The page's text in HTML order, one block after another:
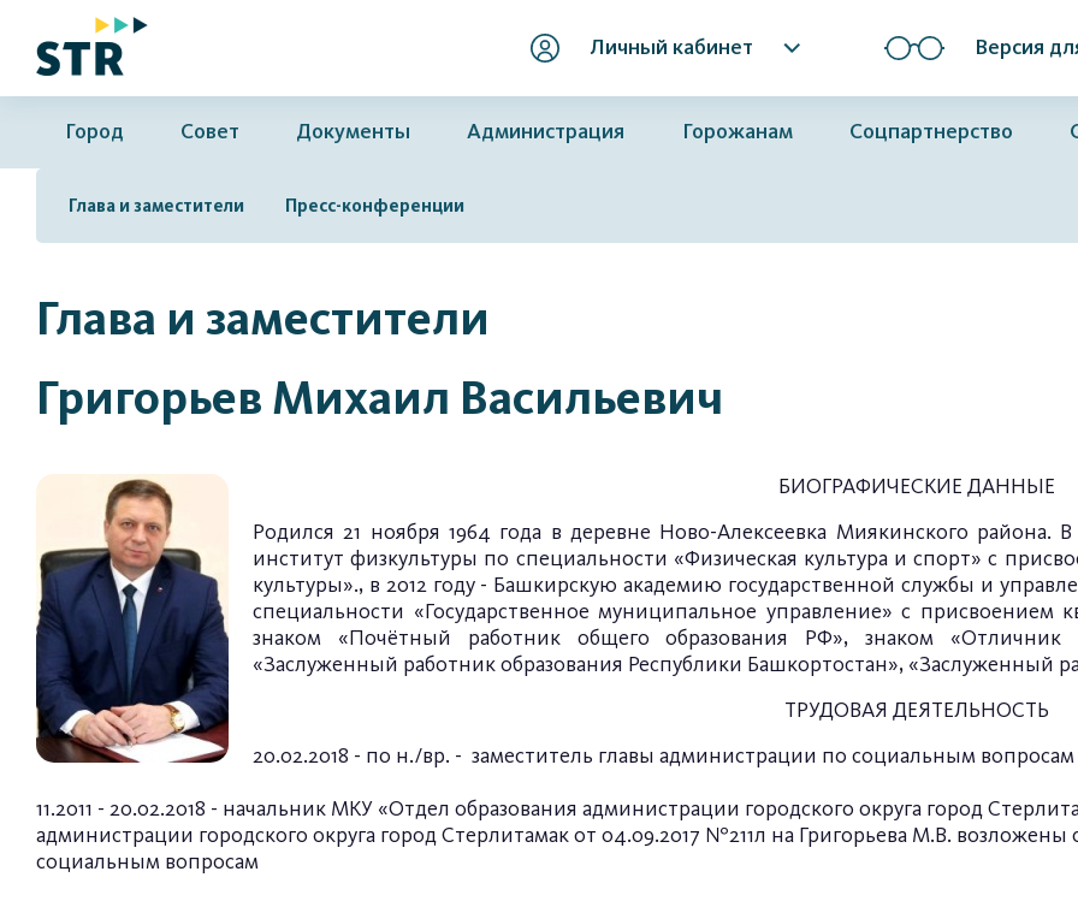
Личный кабинет Версия
Город Совет Документы Администрация Горожанам Соцпартнерство
Глава и заместители Пресс-конференции
Глава и заместители
Григорьев Михаил Васильевич
БИОГРАФИЧЕСКИЕ ДАННЫЕ
Родился 21 ноября 1964 года в деревне Ново-Алексеевка Миякинского района.
институт физкультуры по специальности «Физическая культура и спорт» с
культуры»., в 2012 году - Башкирскую академию государственной службы и
специальности «Государственное муниципальное управление» с
знаком «Почётный работник общего образования РФ», знаком «Отличник
«Заслуженный работник образования Республики Башкортостан», «Заслуженный
ТРУДОВАЯ ДЕЯТЕЛЬНОСТЬ
20.02.2018 - по н./вр. - заместитель главы администрации по социальным вопросам
11.2011 - 20.02.2018 - начальник МКУ «Отдел образования администрации городского округа город
администрации городского округа город Стерлитамак от 04.09.2017 №211л на Григорьева М.В.
социальным вопросам